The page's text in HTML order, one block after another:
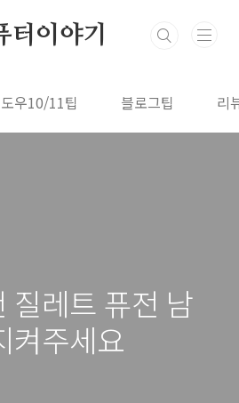
터이야기
우10/11팁 블로그팁 리
질레트 퓨전 남
켜주세요